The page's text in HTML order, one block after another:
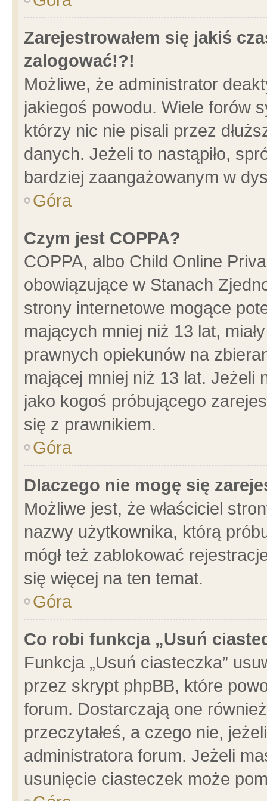
Zarejestrowałem się jakiś
zalogować!?!
Możliwe, że administrator
jakiegoś powodu. Wiele forów
którzy nic nie pisali przez
danych. Jeżeli to nastąpiło,
bardziej zaangażowanym w
Góra
Czym jest COPPA?
COPPA, albo Child Online
obowiązujące w Stanach
strony internetowe mogące
mających mniej niż 13 lat,
prawnych opiekunów na
mającej mniej niż 13 lat. Jeżeli
jako kogoś próbującego
się z prawnikiem.
Góra
Dlaczego nie mogę się
Możliwe jest, że właściciel
nazwy użytkownika, którą
mógł też zablokować
się więcej na ten temat.
Góra
Co robi funkcja „Usuń
Funkcja „Usuń ciasteczka”
przez skrypt phpBB, które
forum. Dostarczają one
przeczytałeś, a czego nie,
administratora forum. Jeżeli
usunięcie ciasteczek może